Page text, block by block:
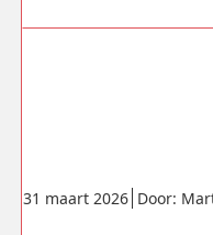
Gepubliceerd:
31 maart 2026. Door: